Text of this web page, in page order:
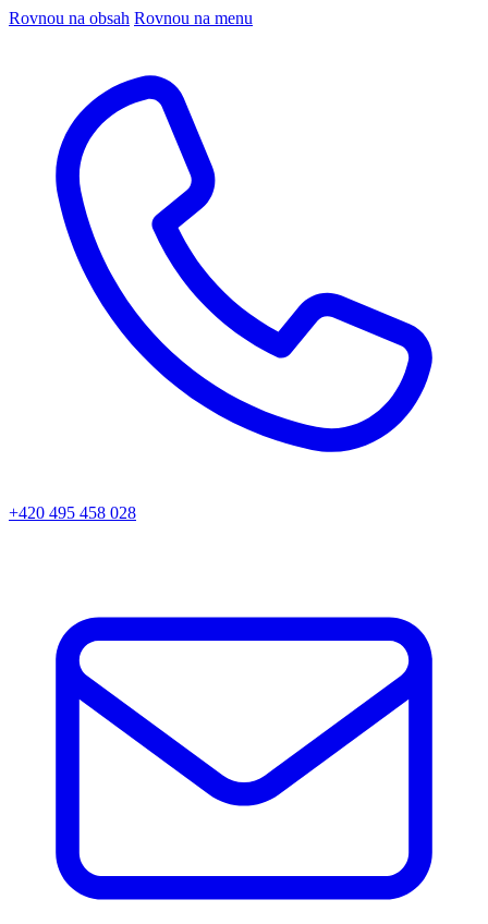
Rovnou na obsah Rovnou na menu
+420 495 458 028